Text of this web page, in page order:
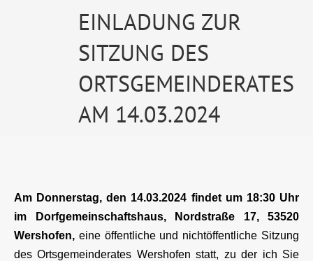
EINLADUNG ZUR
SITZUNG DES
ORTSGEMEINDERATES
AM 14.03.2024
Am Donnerstag, den 14.03.2024 findet um 18:30 Uhr
im Dorfgemeinschaftshaus, Nordstraße 17, 53520
Wershofen, eine öffentliche und nichtöffentliche Sitzung
des Ortsgemeinderates Wershofen statt, zu der ich Sie